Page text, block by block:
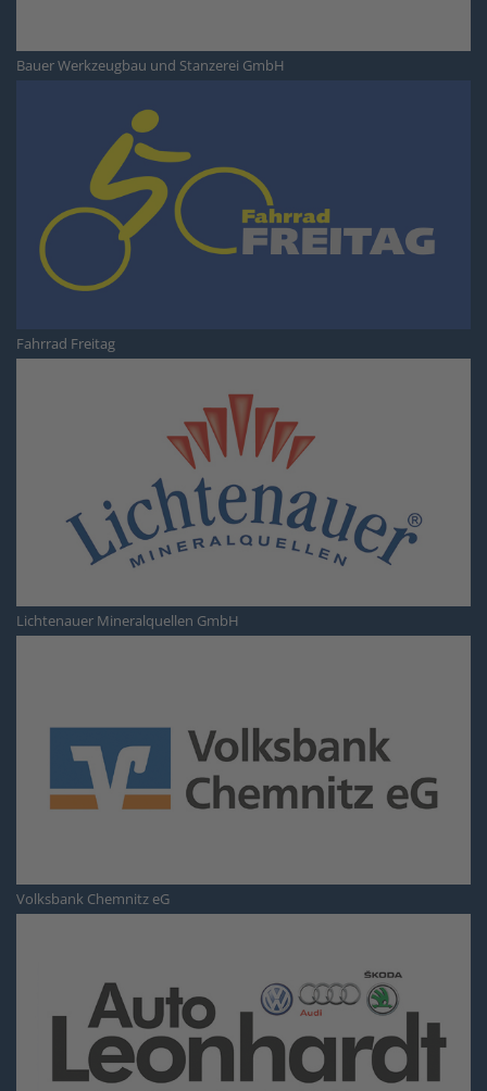
Bauer Werkzeugbau und Stanzerei GmbH
Fahrrad Freitag
Lichtenauer Mineralquellen GmbH
Volksbank Chemnitz eG